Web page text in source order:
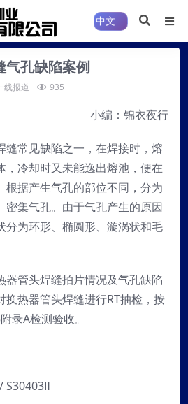
气孔缺陷案例
线报道 935
小编：锦衣夜行
缝常见缺陷之一，在焊接时，熔
，冷却时又未能逸出熔池，便在
根据产生气孔的部位不同，分为
密集气孔。由于气孔产生的原因
分为环形、椭圆形、漩涡状和毛
器管头焊缝拍片情况及气孔缺陷
换热器管头焊缝进行RT抽检，按
录A检测验收。
S30403Ⅱ